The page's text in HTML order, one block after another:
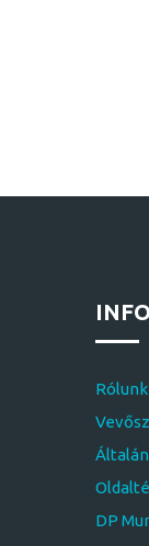
Rólunk
DP